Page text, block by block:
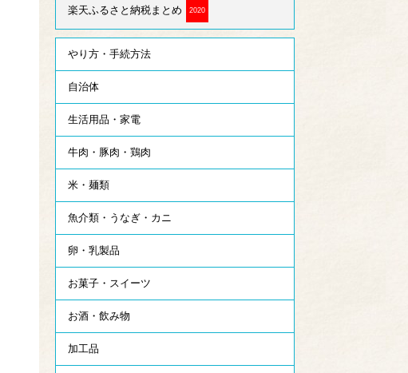
楽天ふるさと納税まとめ 2020
やり方・手続方法
自治体
生活用品・家電
牛肉・豚肉・鶏肉
米・麺類
魚介類・うなぎ・カニ
卵・乳製品
お菓子・スイーツ
お酒・飲み物
加工品